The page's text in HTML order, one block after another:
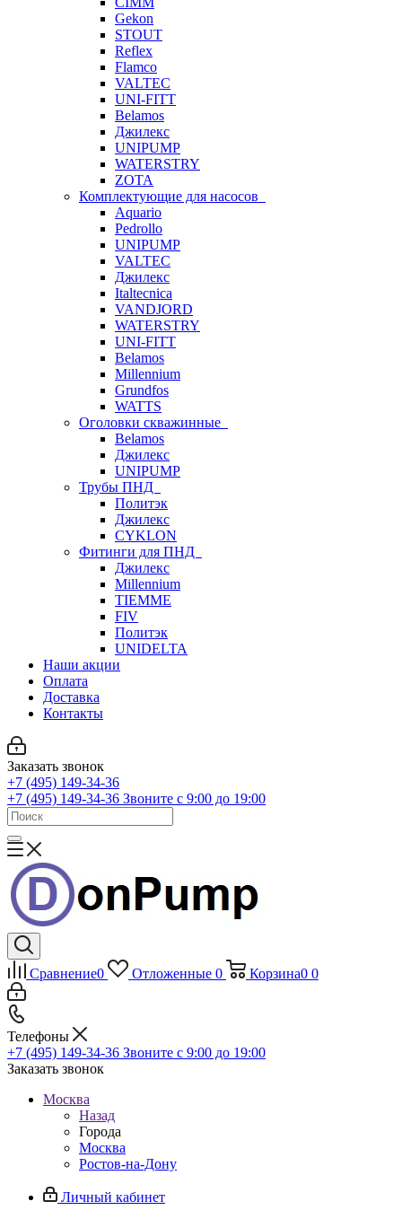
Gekon
STOUT
Reflex
Flamco
VALTEC
UNI-FITT
Belamos
Джилекс
UNIPUMP
WATERSTRY
ZOTA
Комплектующие для насосов
Aquario
Pedrollo
UNIPUMP
VALTEC
Джилекс
Italtecnica
VANDJORD
WATERSTRY
UNI-FITT
Belamos
Millennium
Grundfos
WATTS
Оголовки скважинные
Belamos
Джилекс
UNIPUMP
Трубы ПНД
Политэк
Джилекс
CYKLON
Фитинги для ПНД
Джилекс
Millennium
TIEMME
FIV
Политэк
UNIDELTA
Наши акции
Оплата
Доставка
Контакты
Заказать звонок
+7 (495) 149-34-36
+7 (495) 149-34-36 Звоните с 9:00 до 19:00
Сравнение0 Отложенные 0 Корзина0 0
Телефоны
+7 (495) 149-34-36 Звоните с 9:00 до 19:00
Заказать звонок
Москва
Назад
Города
Москва
Ростов-на-Дону
Личный кабинет